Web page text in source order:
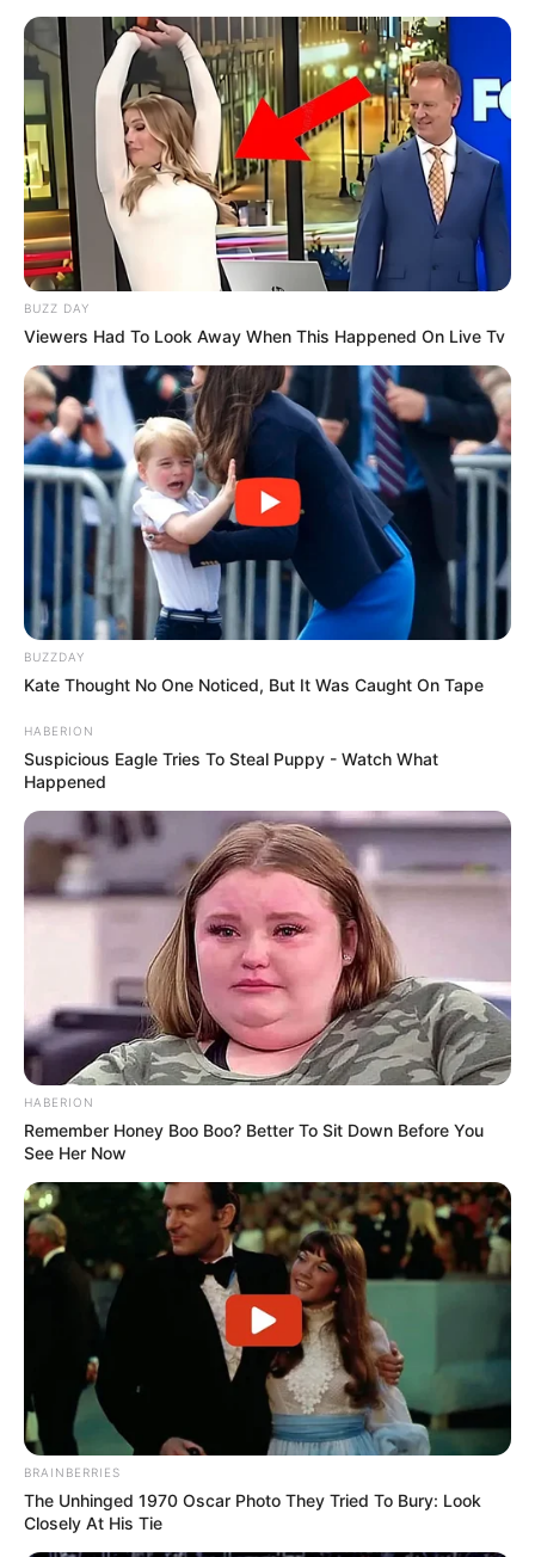
BUZZ DAY
Viewers Had To Look Away When This Happened On Live Tv
BUZZDAY
Kate Thought No One Noticed, But It Was Caught On Tape
HABERION
Suspicious Eagle Tries To Steal Puppy - Watch What
Happened
HABERION
Remember Honey Boo Boo? Better To Sit Down Before You
See Her Now
BRAINBERRIES
The Unhinged 1970 Oscar Photo They Tried To Bury: Look
Closely At His Tie